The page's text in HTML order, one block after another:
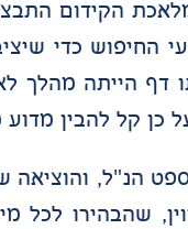
הקידום
החיפוש כדי
דף הייתה מהלך
כן קל להבין
הנ"ל, והוציאה
שהבהירו